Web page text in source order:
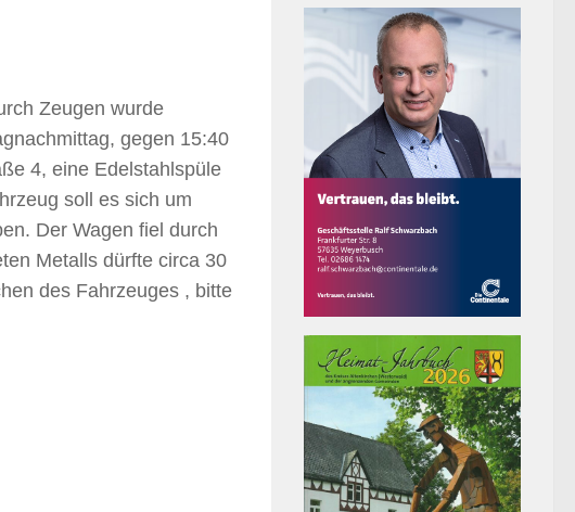
Zeugen wurde
gegen 15:40
4, eine Edelstahlspüle
soll es sich um
Der Wagen fiel durch
Metalls dürfte circa 30
des Fahrzeuges , bitte